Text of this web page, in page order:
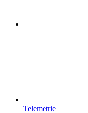
Telemetrie